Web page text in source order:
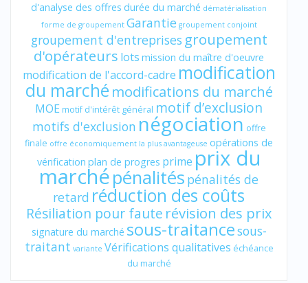
d'analyse des offres durée du marché dématérialisation
forme de groupement Garantie groupement conjoint
groupement d'entreprises groupement
d'opérateurs lots mission du maître d'oeuvre
modification de l'accord-cadre modification
du marché modifications du marché
MOE motif d'intérêt général motif d’exclusion
motifs d'exclusion négociation offre
finale offre économiquement la plus avantageuse opérations de
vérification plan de progres prime prix du
marchépénalités pénalités de
retard réduction des coûts
Résiliation pour faute révision des prix
signature du marché sous-traitancesous-
traitant variante Vérifications qualitatives échéance
du marché